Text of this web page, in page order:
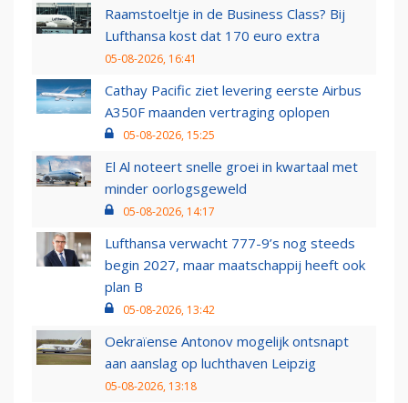
Raamstoeltje in de Business Class? Bij
Lufthansa kost dat 170 euro extra
05-08-2026, 16:41
Cathay Pacific ziet levering eerste Airbus
A350F maanden vertraging oplopen
05-08-2026, 15:25
El Al noteert snelle groei in kwartaal met
minder oorlogsgeweld
05-08-2026, 14:17
Lufthansa verwacht 777-9’s nog steeds
begin 2027, maar maatschappij heeft ook
plan B
05-08-2026, 13:42
Oekraïense Antonov mogelijk ontsnapt
aan aanslag op luchthaven Leipzig
05-08-2026, 13:18